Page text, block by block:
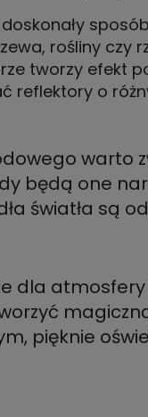
rośliny czy
tworzy efekt
reflektory o
warto
będą one
światła są
dla
pięknie